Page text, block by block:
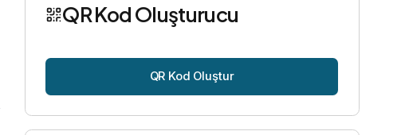
QR Kod Oluşturucu
QR Kod Oluştur